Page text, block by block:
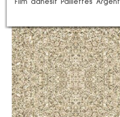
Film adhésif Paillettes Argent